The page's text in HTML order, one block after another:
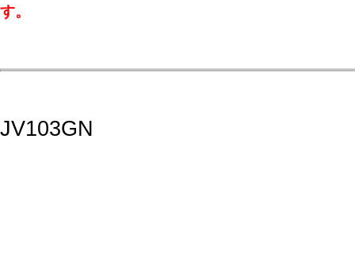
す。
JV103GN